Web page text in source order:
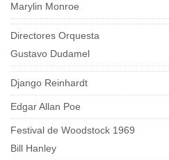
Marylin Monroe
Directores Orquesta
Gustavo Dudamel
Django Reinhardt
Edgar Allan Poe
Festival de Woodstock 1969
Bill Hanley